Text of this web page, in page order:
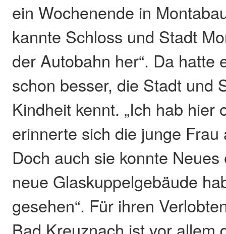
ein Wochenende in
kannte Schloss und Stadt
der Autobahn her“. Da hatte
schon besser, die Stadt und
Kindheit kennt. „Ich hab hier
erinnerte sich die junge Frau
Doch auch sie konnte Neues
neue Glaskuppelgebäude
gesehen“. Für ihren